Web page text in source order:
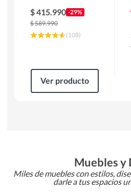
MAS430B
$415.990 -29%
$589.990
(108)
Ver producto
Muebles y
Miles de muebles con estilos,
darle a tus espacios